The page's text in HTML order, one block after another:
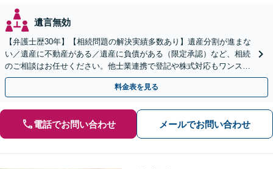
遺言無効
【弁護士歴30年】【相続問題の解決実績多数あり】遺産分割が進まな
い／遺産に不動産がある／遺産に負債がある（限定承認）など、相続
のご相談はお任せください。他士業連携で登記や株式対応もワンスト
ップ対応します【土日祝対応可】【関内4分】
料金表を見る
電話でお問い合わせ メールでお問い合わせ